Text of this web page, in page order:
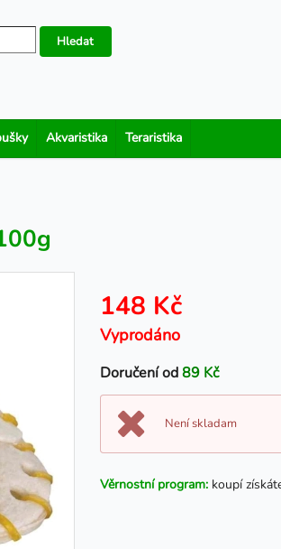
Hledat
Akvaristika Teraristika
148 Kč
Vyprodáno
Doručení od89 Kč
Není skladam
Věrnostní program: koupí